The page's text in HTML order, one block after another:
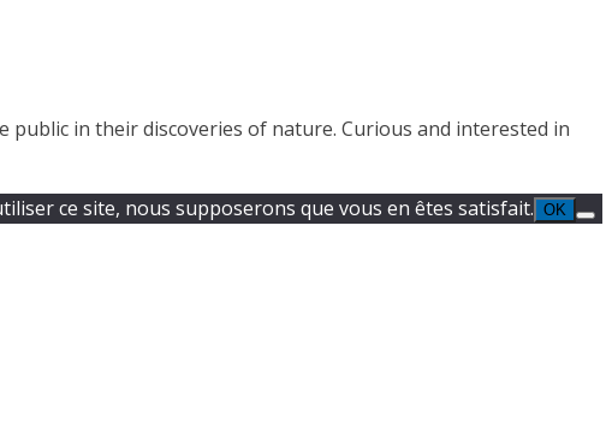
public in their discoveries of nature. Curious and interested in
ce site, nous supposerons que vous en êtes satisfait. OK